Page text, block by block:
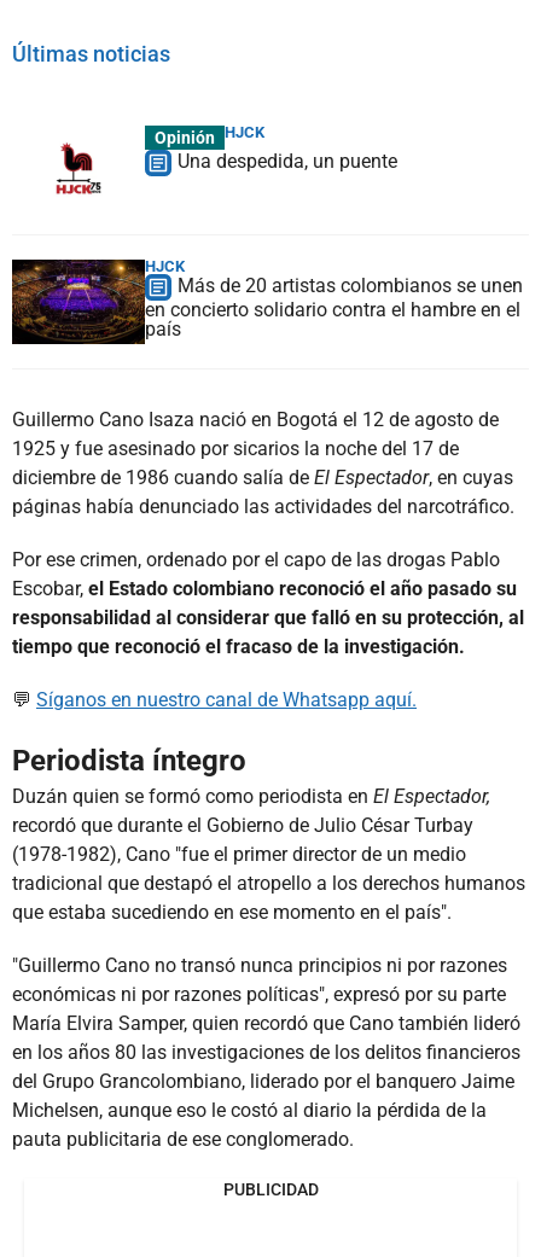
Últimas noticias
Opinión HJCK
Una despedida, un puente
HJCK
Más de 20 artistas colombianos se unen
en concierto solidario contra el hambre en el
país
Guillermo Cano Isaza nació en Bogotá el 12 de agosto de
1925 y fue asesinado por sicarios la noche del 17 de
diciembre de 1986 cuando salía de El Espectador, en cuyas
páginas había denunciado las actividades del narcotráfico.
Por ese crimen, ordenado por el capo de las drogas Pablo
Escobar, el Estado colombiano reconoció el año pasado su
responsabilidad al considerar que falló en su protección, al
tiempo que reconoció el fracaso de la investigación.
💬 Síganos en nuestro canal de Whatsapp aquí.
Periodista íntegro
Duzán quien se formó como periodista en El Espectador,
recordó que durante el Gobierno de Julio César Turbay
(1978-1982), Cano "fue el primer director de un medio
tradicional que destapó el atropello a los derechos humanos
que estaba sucediendo en ese momento en el país".
"Guillermo Cano no transó nunca principios ni por razones
económicas ni por razones políticas", expresó por su parte
María Elvira Samper, quien recordó que Cano también lideró
en los años 80 las investigaciones de los delitos financieros
del Grupo Grancolombiano, liderado por el banquero Jaime
Michelsen, aunque eso le costó al diario la pérdida de la
pauta publicitaria de ese conglomerado.
PUBLICIDAD